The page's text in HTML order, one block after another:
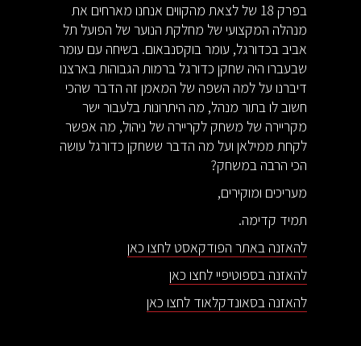
בפרק 18 של לצאת מהקווים אנחנו מארחים את
מנהלה המקצועי של מחלקת הנוער של הפועל תל
אביב בכדורגל, עומר בוקסנבאום. בשיחה עם עומר
שבעברו היה שחקן כדורגל ברמות הגבוהות בארצנו
דיברנו על למה השפה של המאמן זה הדבר שהכי
חשוב לו בתור מנהל, מה היתרונות בלעבור ישר
מקריירה של משחק לקריירה של ניהול, מה אפשר
לקחת ממילאן ועל מה הדבר ששחקן כדורגל עושה
הכי הרבה במשחק?
מעריכים ומוקירים,
תמיד קדימה.
להאזנה באתר הפודקאסט לחצו כאן
להאזנה בספוטיפיי לחצו כאן
להאזנה בסאונדקלאוד לחצו כאן